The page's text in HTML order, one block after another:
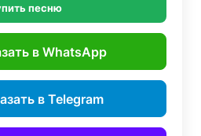
песню
в WhatsApp
в Telegram